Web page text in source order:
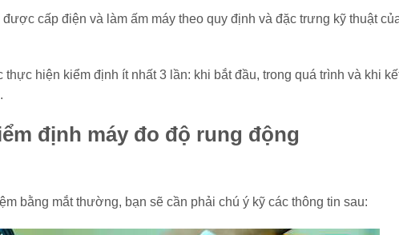
cấp điện và làm ấm máy theo quy định và đặc trưng kỹ thuật
hiện kiểm định ít nhất 3 lần: khi bắt đầu, trong quá trình và khi
định máy đo độ rung động
bằng mắt thường, bạn sẽ cần phải chú ý kỹ các thông tin sau: